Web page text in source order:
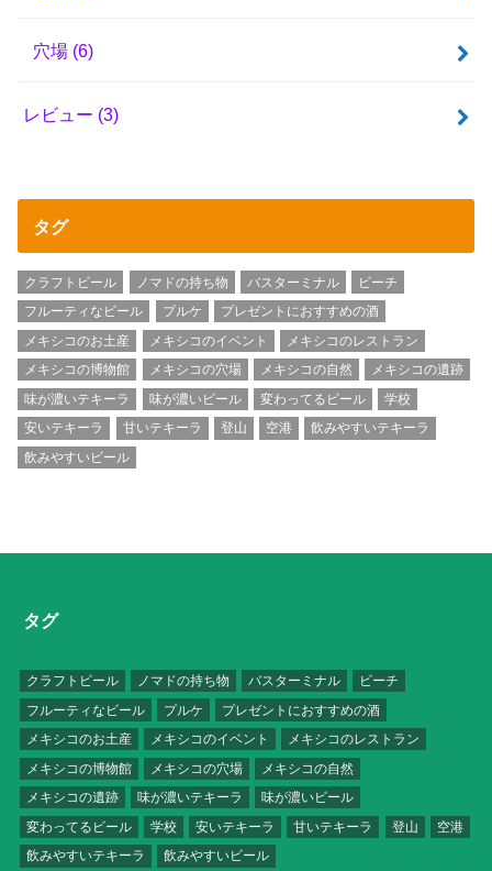
穴場 (6)
レビュー (3)
タグ
クラフトビール ノマドの持ち物 バスターミナル
ビーチ
フルーティなビール
プルケ
プレゼントにおすすめの酒
メキシコのお土産
メキシコのイベント
メキシコのレストラン
メキシコの博物館
メキシコの穴場 メキシコの自然
メキシコの遺跡
味が濃いテキーラ
味が濃いビール 変わってるビール
学校
安いテキーラ
甘いテキーラ 登山 空港
飲みやすいテキーラ
飲みやすいビール
タグ
クラフトビール ノマドの持ち物 バスターミナル
ビーチ
フルーティなビール
プルケ
プレゼントにおすすめの酒
メキシコのお土産
メキシコのイベント
メキシコのレストラン
メキシコの博物館
メキシコの穴場
メキシコの自然
メキシコの遺跡
味が濃いテキーラ
味が濃いビール
変わってるビール
学校 安いテキーラ 甘いテキーラ 登山
空港
飲みやすいテキーラ
飲みやすいビール